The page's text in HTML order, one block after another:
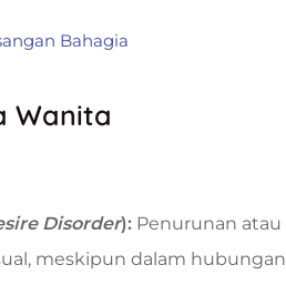
Bahagia
Wanita
Disorder): Penurunan atau
meskipun dalam hubungan